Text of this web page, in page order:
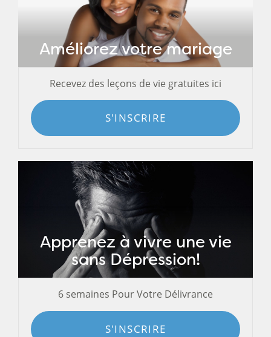
Améliorez votre mariage
Recevez des leçons de vie gratuites ici
S'INSCRIRE
Apprenez à vivre une vie
sans Dépression!
6 semaines Pour Votre Délivrance
S'INSCRIRE